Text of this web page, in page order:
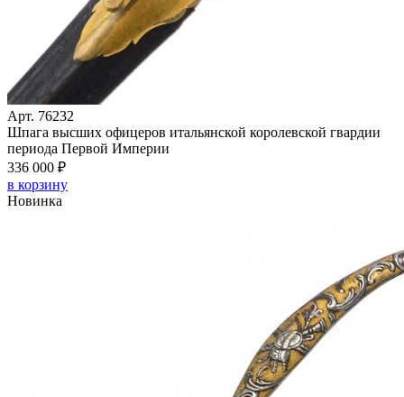
Арт. 76232
Шпага высших офицеров итальянской королевской гвардии
периода Первой Империи
336 000 ₽
в корзину
Новинка